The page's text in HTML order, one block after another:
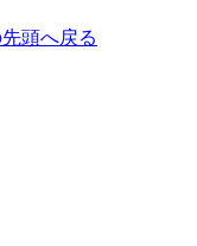
頭へ戻る